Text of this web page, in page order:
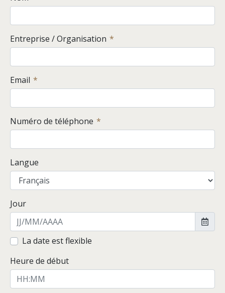
Entreprise / Organisation
Email
Numéro de téléphone
Langue
Jour
La date est flexible
Heure de début